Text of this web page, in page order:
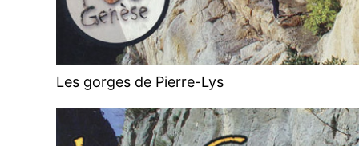
Les gorges de Pierre-Lys